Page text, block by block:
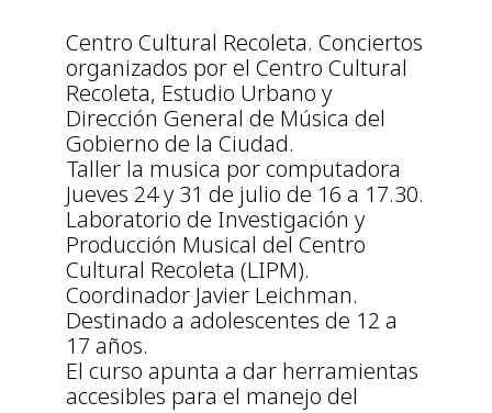
Centro Cultural Recoleta. Conciertos
organizados por el Centro Cultural
Recoleta, Estudio Urbano y
Dirección General de Música del
Gobierno de la Ciudad.
Taller la musica por computadora
Jueves 24 y 31 de julio de 16 a 17.30.
Laboratorio de Investigación y
Producción Musical del Centro
Cultural Recoleta (LIPM).
Coordinador Javier Leichman.
Destinado a adolescentes de 12 a
17 años.
El curso apunta a dar herramientas
accesibles para el manejo del